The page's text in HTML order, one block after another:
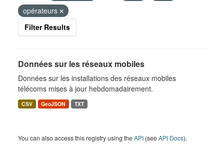
opérateurs
Filter Results
Données sur les réseaux mobiles
Données sur les installations des réseaux mobiles
télécoms mises à jour hebdomadairement.
CSV GeoJSON TXT
You can also access this registry using theAPI (seeAPI Docs).